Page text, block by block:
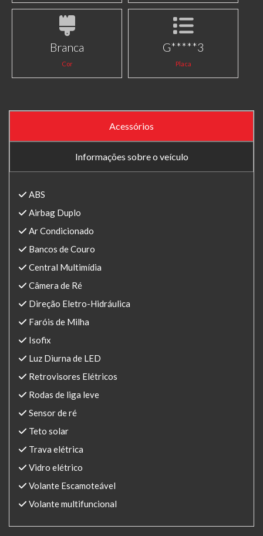
Branca
Cor
G*****3
Placa
Acessórios
Informações sobre o veículo
ABS
Airbag Duplo
Ar Condicionado
Bancos de Couro
Central Multimídia
Câmera de Ré
Direção Eletro-Hidráulica
Faróis de Milha
Isofix
Luz Diurna de LED
Retrovisores Elétricos
Rodas de liga leve
Sensor de ré
Teto solar
Trava elétrica
Vidro elétrico
Volante Escamoteável
Volante multifuncional